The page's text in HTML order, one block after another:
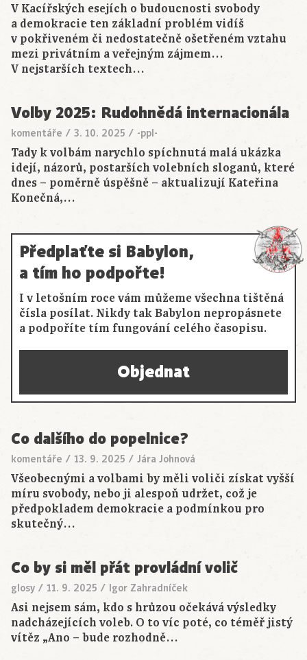
V Kacířských esejích o budoucnosti svobody
a demokracie ten základní problém vidíš
v pokřiveném či nedostatečně ošetřeném vztahu
mezi privátním a veřejným zájmem…
V nejstarších textech…
Volby 2025: Rudohnědá internacionála
komentáře / 3. 10. 2025 / -ppl-
Tady k volbám narychlo spíchnutá malá ukázka
idejí, názorů, postarších volebních sloganů, které
dnes – poměrně úspěšně – aktualizují Kateřina
Konečná,…
Předplaťte si Babylon,
a tím ho podpořte!
I v letošním roce vám můžeme všechna tištěná
čísla posílat. Nikdy tak Babylon nepropásnete
a podpoříte tím fungování celého časopisu.
Objednat
Co dalšího do popelnice?
komentáře / 13. 9. 2025 / Jára Johnová
Všeobecnými a volbami by měli voliči získat vyšší
míru svobody, nebo ji alespoň udržet, což je
předpokladem demokracie a podmínkou pro
skutečný…
Co by si měl přát provládní volič
glosy / 11. 9. 2025 / Igor Zahradníček
Asi nejsem sám, kdo s hrůzou očekává výsledky
nadcházejících voleb. O to víc poté, co téměř jistý
vítěz „Ano – bude rozhodně…